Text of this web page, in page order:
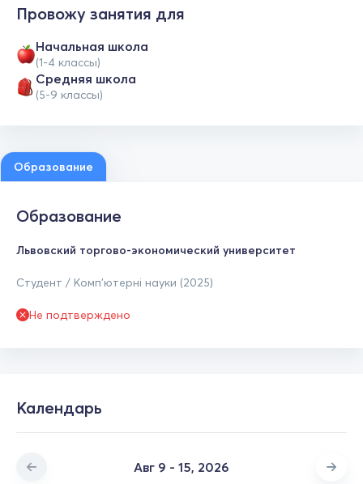
Провожу занятия для
Начальная школа
(1-4 классы)
Средняя школа
(5-9 классы)
Образование
Образование
Львовский торгово-экономический университет
Студент / Комп'ютерні науки (2025)
Не подтверждено
Календарь
Авг 9 - 15, 2026